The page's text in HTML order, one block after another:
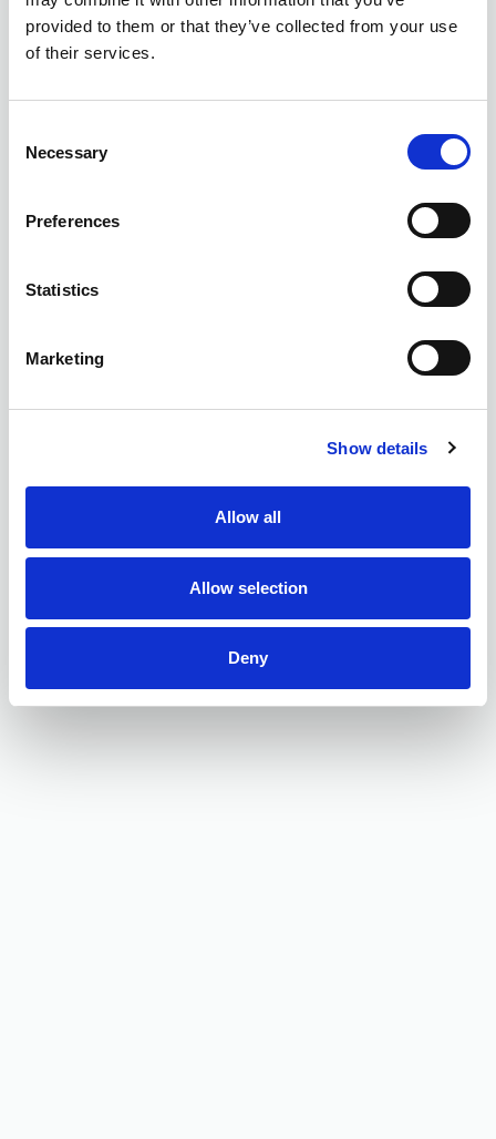
provided to them or that they’ve collected from your use
of their services.
Selection
Necessary
Preferences
Statistics
Marketing
Show details
Allow all
Allow selection
Deny
del Metal: contenido, convalidaciones y fecha límite.
Noticias ATRA –
Autora:
MetaContratas.
Artículos destacados